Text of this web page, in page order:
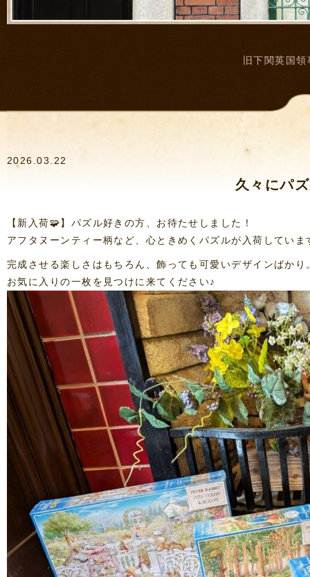
旧下関英国
2026.03.22
久々にパ
【新入荷🧩】パズル好きの方、お待たせしました！
アフタヌーンティー柄など、心ときめくパズルが入荷していま
完成させる楽しさはもちろん、飾っても可愛いデザインばかり
お気に入りの一枚を見つけに来てください♪